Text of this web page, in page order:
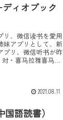
ィオブック
リ、微信读书を愛用
妹アプリとして、新
プリ、微信听书が昨
・喜马拉雅喜马拉
2021.08.11
語読書）